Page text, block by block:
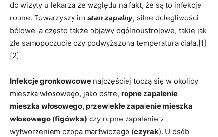
do wizyty u lekarza ze względu na fakt, że są to infekcje
ropne. Towarzyszy im stan zapalny, silne dolegliwości
bólowe, a często także objawy ogólnoustrojowe, takie jak
złe samopoczucie czy podwyższona temperatura ciała.[1]
[2]
Infekcje gronkowcowe najczęściej toczą się w okolicy
mieszka włosowego, jako ostre, ropne zapalenie
mieszka włosowego, przewlekłe zapalenie mieszka
włosowego (figówka) czy ropne zapalenie z
wytworzeniem czopa martwiczego (czyrak). U osób